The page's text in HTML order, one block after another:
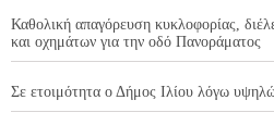
Καθολική απαγόρευση κυκλοφορίας,
και οχημάτων για την οδό Πανοράματος
Σε ετοιμότητα ο Δήμος Ιλίου λόγω